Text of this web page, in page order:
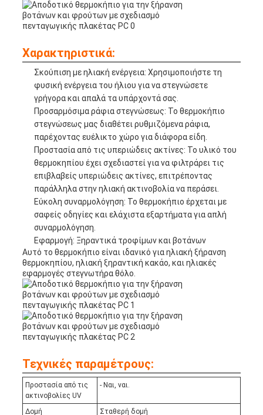
Χαρακτηριστικά:
Σκούπιση με ηλιακή ενέργεια: Χρησιμοποιήστε τη
φυσική ενέργεια του ήλιου για να στεγνώσετε
γρήγορα και απαλά τα υπάρχοντά σας.
Προσαρμόσιμα ράφια στεγνώσεως: Το θερμοκήπιο
στεγνώσεως μας διαθέτει ρυθμιζόμενα ράφια,
παρέχοντας ευέλικτο χώρο για διάφορα είδη.
Προστασία από τις υπεριώδεις ακτίνες: Το υλικό του
θερμοκηπίου έχει σχεδιαστεί για να φιλτράρει τις
επιβλαβείς υπεριώδεις ακτίνες, επιτρέποντας
παράλληλα στην ηλιακή ακτινοβολία να περάσει.
Εύκολη συναρμολόγηση: Το θερμοκήπιο έρχεται με
σαφείς οδηγίες και ελάχιστα εξαρτήματα για απλή
συναρμολόγηση.
Εφαρμογή: Ξηραντικά τροφίμων και βοτάνων
Αυτό το θερμοκήπιο είναι ιδανικό για ηλιακή ξήρανση
θερμοκηπίου, ηλιακή ξηραντική κακάο, και ηλιακές
εφαρμογές στεγνωτήρα θόλο.
Τεχνικές παραμέτρους:
Προστασία από τις
ακτινοβολίες UV
- Ναι, ναι.
Δομή Σταθερή δομή